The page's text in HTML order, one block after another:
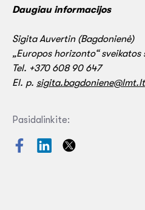
Daugiau informacijos
Sigita Auvertin (Bagdonienė)
„Europos horizonto“ sveikatos
Tel. +370 608 90 647
El. p. sigita.bagdoniene@lmt.lt
Pasidalinkite: